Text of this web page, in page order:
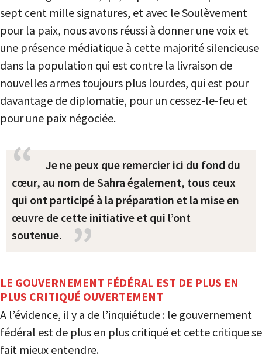
sept cent mille signatures, et avec le Soulèvement
pour la paix, nous avons réussi à donner une voix et
une présence médiatique à cette majorité silencieuse
dans la population qui est contre la livraison de
nouvelles armes toujours plus lourdes, qui est pour
davantage de diplomatie, pour un cessez-le-feu et
pour une paix négociée.
Je ne peux que remercier ici du fond du
cœur, au nom de Sahra également, tous ceux
qui ont participé à la préparation et la mise en
œuvre de cette initiative et qui l’ont
soutenue.
LE GOUVERNEMENT FÉDÉRAL EST DE PLUS EN
PLUS CRITIQUÉ OUVERTEMENT
A l’évidence, il y a de l’inquiétude : le gouvernement
fédéral est de plus en plus critiqué et cette critique se
fait mieux entendre.